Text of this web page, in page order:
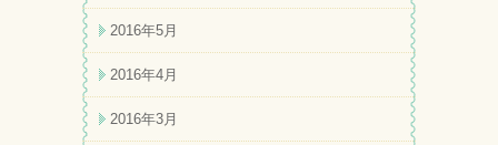
2016年5月
2016年4月
2016年3月